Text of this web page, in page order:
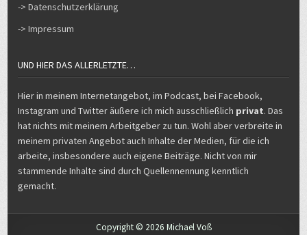
-> Datenschutzerklärung
-> Impressum
UND HIER DAS ALLERLETZTE…
Hier in meinem Internetangebot, im Podcast, bei Facebook,
Instagram und Twitter äußere ich mich ausschließlich privat. Das
hat nichts mit meinem Arbeitgeber zu tun. Wohl aber verbreite in
meinem privaten Angebot auch Inhalte der Medien, für die ich
arbeite, insbesondere auch eigene Beiträge. Nicht von mir
stammende Inhalte sind durch Quellennennung kenntlich
gemacht.
Copyright © 2026 Michael Voß